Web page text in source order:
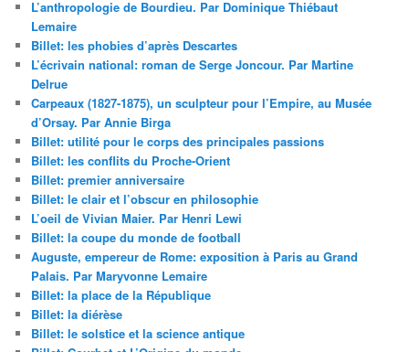
L’anthropologie de Bourdieu. Par Dominique Thiébaut
Lemaire
Billet: les phobies d’après Descartes
L’écrivain national: roman de Serge Joncour. Par Martine
Delrue
Carpeaux (1827-1875), un sculpteur pour l’Empire, au Musée
d’Orsay. Par Annie Birga
Billet: utilité pour le corps des principales passions
Billet: les conflits du Proche-Orient
Billet: premier anniversaire
Billet: le clair et l’obscur en philosophie
L’oeil de Vivian Maier. Par Henri Lewi
Billet: la coupe du monde de football
Auguste, empereur de Rome: exposition à Paris au Grand
Palais. Par Maryvonne Lemaire
Billet: la place de la République
Billet: la diérèse
Billet: le solstice et la science antique